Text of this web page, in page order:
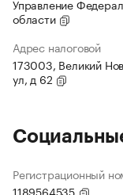
Управление
области
Адрес налоговой
173003, Великий
ул, д 62
Регистрационный
1189564535